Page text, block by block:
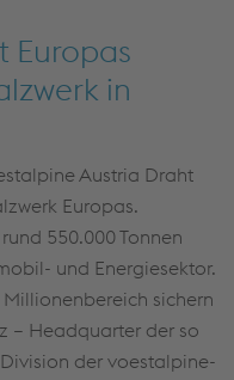
Europas
in
Austria Draht
Europas.
550.000 Tonnen
und Energiesektor.
sichern
– Headquarter der so
der voestalpine-